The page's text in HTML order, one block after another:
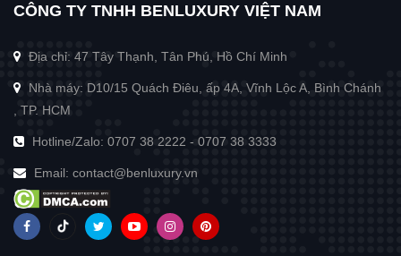
CÔNG TY TNHH BENLUXURY VIỆT NAM
Địa chỉ: 47 Tây Thạnh, Tân Phú, Hồ Chí Minh
Nhà máy: D10/15 Quách Điêu, ấp 4A, Vĩnh Lộc A, Bình Chánh
, TP. HCM
Hotline/Zalo: 0707 38 2222 - 0707 38 3333
Email: contact@benluxury.vn